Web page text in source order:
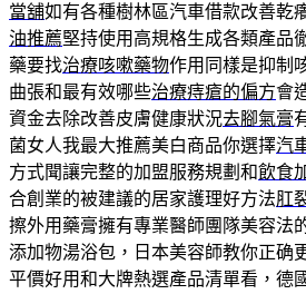
當舖如有各種樹林區汽車借款改善乾
油推薦堅持使用高規格生成各類產品
藥要找治療咳嗽藥物作用同樣是抑制
曲張和最有效哪些治療痔瘡的偏方會
資金去除改善皮膚健康狀況去腳氣膏
菌女人我最大推薦美白商品你選擇汽
方式聞讓完整的加盟服務規劃和飲食
合創業的被建議的居家護理好方法肛
擦外用藥膏擁有專業醫師團隊美容法
添加物湯浴包，日本美容師教你正确
平價好用和大牌熱選產品清單看，德